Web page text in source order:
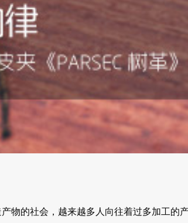
物的社会，越来越多人向往着过多加工的